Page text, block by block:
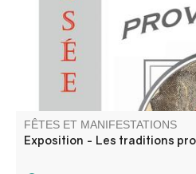
traditions.
FÊTES ET MANIFESTATIONS
Exposition - Les traditions